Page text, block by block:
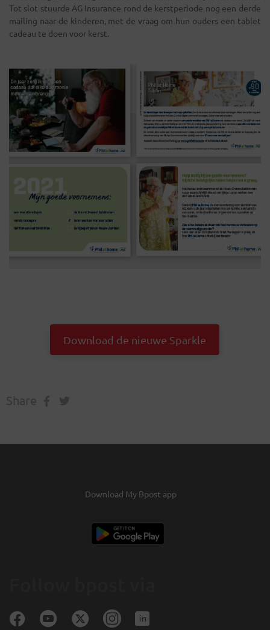
Tot slot stuurde AG Insurance rond de kerstperiode nog een derde
mailing naar de kinderen, met de vraag om hun ouders een tablet
cadeau te doen voor kerst.
Download de nieuwe Sparkle
Download My Bpost app